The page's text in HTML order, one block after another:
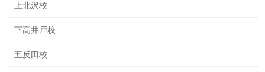
上北沢校
下高井戸校
五反田校